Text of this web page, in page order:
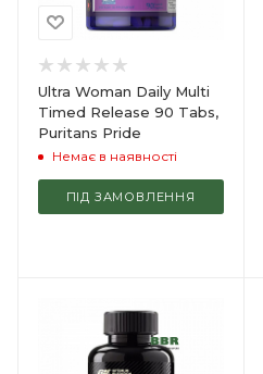
Ultra Woman Daily Multi
Timed Release 90 Tabs,
Puritans Pride
Немає в наявності
ПІД ЗАМОВЛЕННЯ